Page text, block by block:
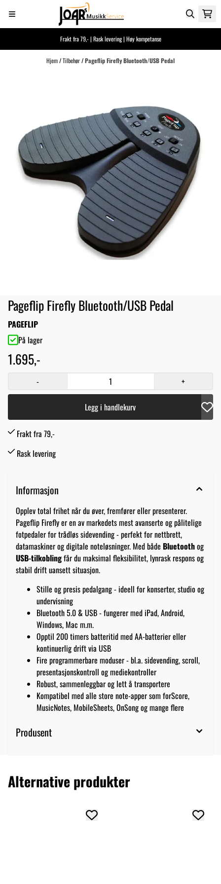
Hopp til innhold
Frakt fra 79,- | Rask levering | Høy kompetanse
Hjem/Tilbehør/Pageflip Firefly Bluetooth/USB Pedal
Pageflip Firefly Bluetooth/USB Pedal
PAGEFLIP
På lager
1.695,-
- +
Legg i handlekurv
Frakt fra 79,-
Rask levering
Informasjon
Opplev total frihet når du øver, fremfører eller presenterer.
Pageflip Firefly er en av markedets mest avanserte og pålitelige
fotpedaler for trådløs sidevending - perfekt for nettbrett,
datamaskiner og digitale noteløsninger. Med både Bluetoothog
USB-tilkoblingfår du maksimal fleksibilitet, lynrask respons og
stabil drift uansett situasjon.
Stille og presis pedalgang - ideell for konserter, studio og
undervisning
Bluetooth 5.0 & USB - fungerer med iPad, Android,
Windows, Mac m.m.
Opptil 200 timers batteritid med AA-batterier eller
kontinuerlig drift via USB
Fire programmerbare moduser - bl.a. sidevending, scroll,
presentasjonskontroll og mediekontroller
Robust, sammenleggbar og lett å transportere
Kompatibel med alle store note-apper som forScore,
MusicNotes, MobileSheets, OnSong og mange flere
Produsent
Alternative produkter